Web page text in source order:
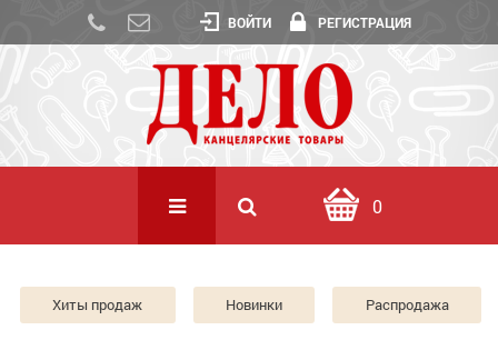
ВОЙТИ РЕГИСТРАЦИЯ
0
Хиты продаж Новинки Распродажа